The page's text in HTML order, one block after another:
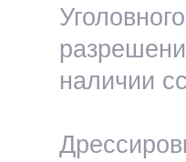
наличии